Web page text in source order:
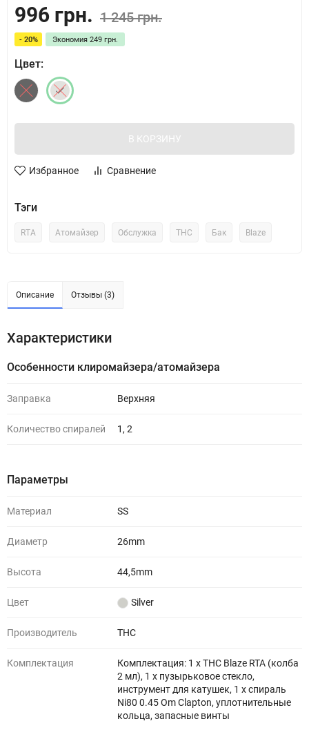
996 грн. 1 245 грн.
- 20% Экономия 249 грн.
Цвет:
В КОРЗИНУ
Избранное Сравнение
Тэги
RTA Атомайзер Обслужка THC Бак Blaze
Описание Отзывы (3)
Характеристики
Особенности клиромайзера/атомайзера
Заправка Верхняя
Количество спиралей 1, 2
Параметры
Материал SS
Диаметр 26mm
Высота 44,5mm
Цвет Silver
Производитель THC
Комплектация
Комплектация: 1 х THC Blaze RTA (колба
2 мл), 1 x пузырьковое стекло,
инструмент для катушек, 1 х спираль
Ni80 0.45 Om Clapton, уплотнительные
кольца, запасные винты